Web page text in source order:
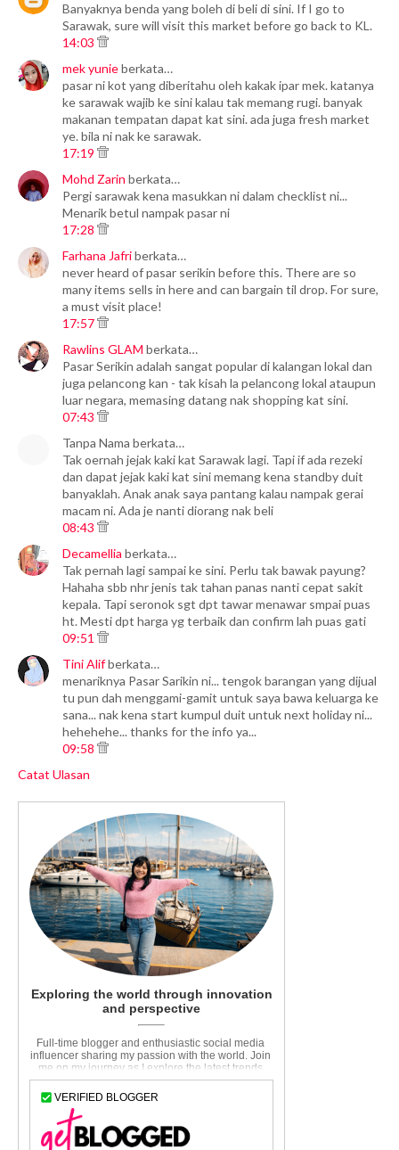
Banyaknya benda yang boleh di beli di sini. If I go to
Sarawak, sure will visit this market before go back to KL.
14:03
mek yunieberkata…
pasar ni kot yang diberitahu oleh kakak ipar mek. katanya
ke sarawak wajib ke sini kalau tak memang rugi. banyak
makanan tempatan dapat kat sini. ada juga fresh market
ye. bila ni nak ke sarawak.
17:19
Mohd Zarin berkata…
Pergi sarawak kena masukkan ni dalam checklist ni...
Menarik betul nampak pasar ni
17:28
Farhana Jafriberkata…
never heard of pasar serikin before this. There are so
many items sells in here and can bargain til drop. For sure,
a must visit place!
17:57
Rawlins GLAM berkata…
Pasar Serikin adalah sangat popular di kalangan lokal dan
juga pelancong kan - tak kisah la pelancong lokal ataupun
luar negara, memasing datang nak shopping kat sini.
07:43
Tanpa Nama berkata…
Tak oernah jejak kaki kat Sarawak lagi. Tapi if ada rezeki
dan dapat jejak kaki kat sini memang kena standby duit
banyaklah. Anak anak saya pantang kalau nampak gerai
macam ni. Ada je nanti diorang nak beli
08:43
Decamellia berkata…
Tak pernah lagi sampai ke sini. Perlu tak bawak payung?
Hahaha sbb nhr jenis tak tahan panas nanti cepat sakit
kepala. Tapi seronok sgt dpt tawar menawar smpai puas
ht. Mesti dpt harga yg terbaik dan confirm lah puas gati
09:51
Tini Alifberkata…
menariknya Pasar Sarikin ni... tengok barangan yang dijual
tu pun dah menggami-gamit untuk saya bawa keluarga ke
sana... nak kena start kumpul duit untuk next holiday ni...
hehehehe... thanks for the info ya...
09:58
Catat Ulasan